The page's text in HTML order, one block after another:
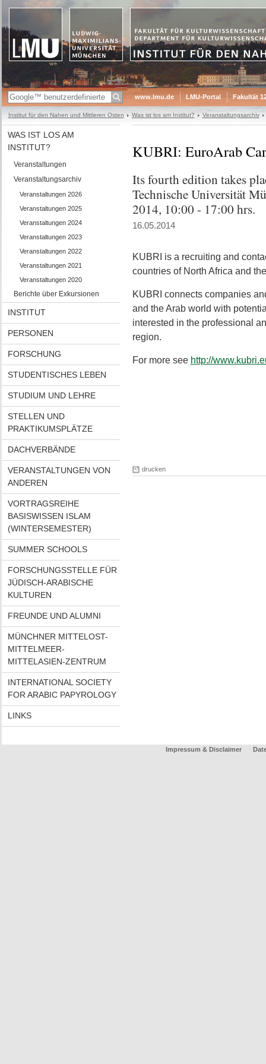
www.lmu.de LMU-Portal Fakultät
Institut für den Nahen und Mittleren Osten Was ist los am Institut? Veranstaltungsarchiv
WAS IST LOS AM
INSTITUT?
Veranstaltungen
Veranstaltungsarchiv
Veranstaltungen 2026
Veranstaltungen 2025
Veranstaltungen 2024
Veranstaltungen 2023
Veranstaltungen 2022
Veranstaltungen 2021
Veranstaltungen 2020
Berichte über Exkursionen
INSTITUT
PERSONEN
FORSCHUNG
STUDENTISCHES LEBEN
STUDIUM UND LEHRE
STELLEN UND
PRAKTIKUMSPLÄTZE
DACHVERBÄNDE
VERANSTALTUNGEN VON
ANDEREN
VORTRAGSREIHE
BASISWISSEN ISLAM
(WINTERSEMESTER)
SUMMER SCHOOLS
FORSCHUNGSSTELLE FÜR
JÜDISCH-ARABISCHE
KULTUREN
FREUNDE UND ALUMNI
MÜNCHNER MITTELOST-
MITTELMEER-
MITTELASIEN-ZENTRUM
INTERNATIONAL SOCIETY
FOR ARABIC PAPYROLOGY
LINKS
KUBRI: EuroArab
Its fourth edition takes
Technische Universität
2014, 10:00 - 17:00 hrs.
16.05.2014
KUBRI is a recruiting and
countries of North Africa and
KUBRI connects companies
and the Arab world with
interested in the professional
region.
For more see http://
drucken
Impressum & Disclaimer